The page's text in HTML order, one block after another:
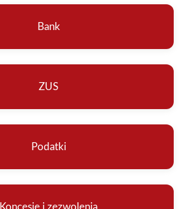
Bank
ZUS
Podatki
Koncesje i zezwolenia